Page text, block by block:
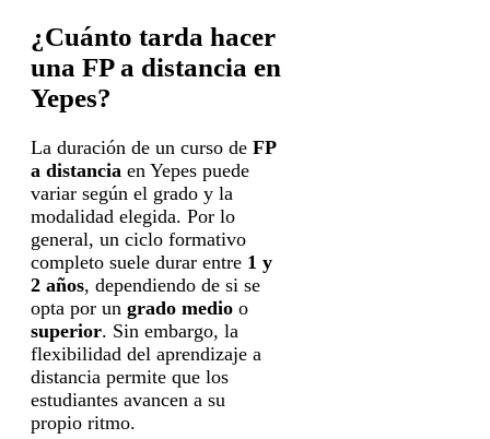
¿Cuánto tarda hacer
una FP a distancia en
Yepes?
La duración de un curso de FP
a distancia en Yepes puede
variar según el grado y la
modalidad elegida. Por lo
general, un ciclo formativo
completo suele durar entre 1 y
2 años, dependiendo de si se
opta por un grado medio o
superior. Sin embargo, la
flexibilidad del aprendizaje a
distancia permite que los
estudiantes avancen a su
propio ritmo.